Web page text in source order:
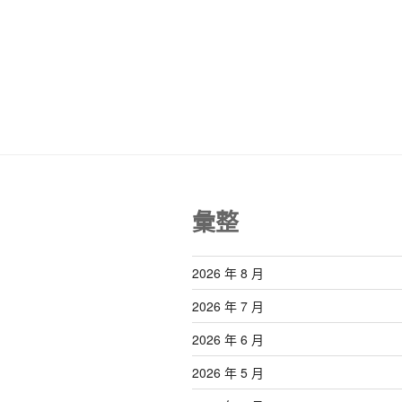
彙整
2026 年 8 月
2026 年 7 月
2026 年 6 月
2026 年 5 月